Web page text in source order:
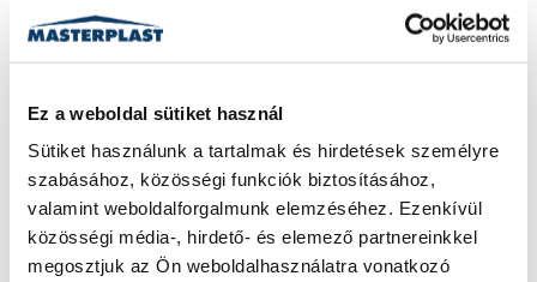
Ez a weboldal sütiket használ
Sütiket használunk a tartalmak és hirdetések személyre
szabásához, közösségi funkciók biztosításához,
valamint weboldalforgalmunk elemzéséhez. Ezenkívül
közösségi média-, hirdető- és elemező partnereinkkel
megosztjuk az Ön weboldalhasználatra vonatkozó